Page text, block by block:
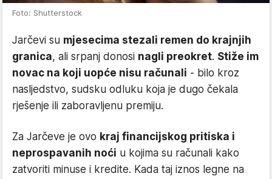
Foto: Shutterstock
Jarčevi su mjesecima stezali remen do krajnjih
granica, ali srpanj donosi nagli preokret. Stiže im
novac na koji uopće nisu računali - bilo kroz
nasljedstvo, sudsku odluku koja je dugo čekala
rješenje ili zaboravljenu premiju.
Za Jarčeve je ovo kraj financijskog pritiska i
neprospavanih noći u kojima su računali kako
zatvoriti minuse i kredite. Kada taj iznos legne na